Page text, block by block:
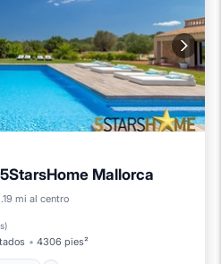
Mallorca
mi al centro
)
4306 pies²
Aparcamiento
Terraza